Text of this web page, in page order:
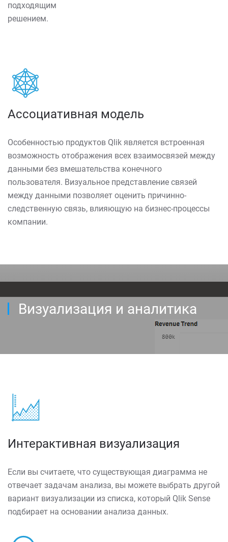
подходящим
решением.
Ассоциативная модель
Особенностью продуктов Qlik является встроенная
возможность отображения всех взаимосвязей между
данными без вмешательства конечного
пользователя. Визуальное представление связей
между данными позволяет оценить причинно-
следственную связь, влияющую на бизнес-процессы
компании.
Визуализация и аналитика
Интерактивная визуализация
Если вы считаете, что существующая диаграмма не
отвечает задачам анализа, вы можете выбрать другой
вариант визуализации из списка, который Qlik Sense
подбирает на основании анализа данных.